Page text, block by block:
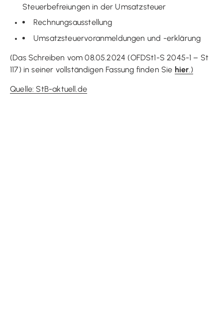
Steuerbefreiungen in der Umsatzsteuer
Rechnungsausstellung
Umsatzsteuervoranmeldungen und -erklärung
(Das Schreiben vom 08.05.2024 (OFDSt1-S 2045-1 – St
117) in seiner vollständigen Fassung finden Sie hier .)
Quelle: StB-aktuell.de